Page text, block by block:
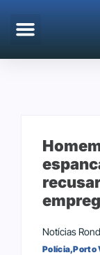
Notícias
Polícia,Porto